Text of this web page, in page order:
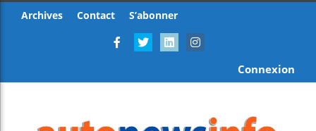
Archives Contact S’abonner
Connexion